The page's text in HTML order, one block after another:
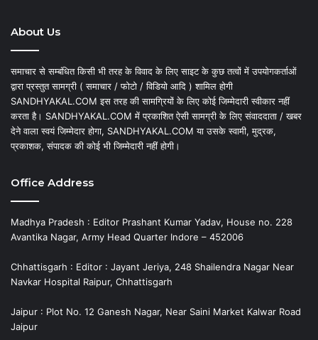
About Us
समाचार से सम्बंधित किसी भी तरह के विवाद के लिए साइट के कुछ तत्वों में उपयोगकर्ताओं
द्वारा प्रस्तुत सामग्री ( समाचार / फोटो / विडियो आदि ) शामिल होगी
SANDHYAKAL.COM इस तरह की सामग्रियों के लिए कोई जिम्मेदारी स्वीकार नहीं
करता है। SANDHYAKAL.COM में प्रकाशित ऐसी सामग्री के लिए संवाददाता / खबर
देने वाला स्वयं जिम्मेदार होगा, SANDHYAKAL.COM या उसके स्वामी, मुद्रक,
प्रकाशक, संपादक की कोई भी जिम्मेदारी नहीं होगी।
Office Address
Madhya Pradesh : Editor Prashant Kumar Yadav, House no. 228
Avantika Nagar, Army Head Quarter Indore – 452006
Chhattisgarh : Editor : Jayant Jeriya, 248 Shailendra Nagar Near
Navkar Hospital Raipur, Chhattisgarh
Jaipur : Plot No. 12 Ganesh Nagar, Near Saini Market Kalwar Road
Jaipur